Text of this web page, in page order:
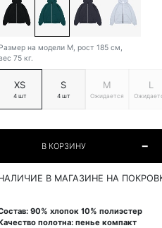
Размер на модели M, рост 185 см,
75 кг.
XS
4 шт
S
4 шт
M
Ожидается
L
В МАГАЗИНЕ НА
90% хлопок 10% полиэстер
полотна: пенье компакт